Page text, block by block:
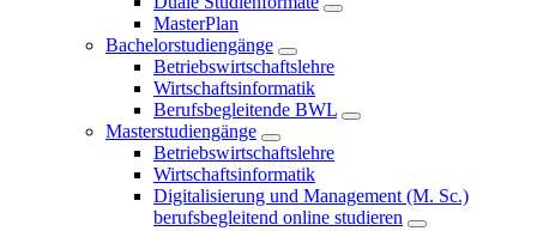
MasterPlan
Bachelorstudiengänge
Betriebswirtschaftslehre
Wirtschaftsinformatik
Berufsbegleitende BWL
Masterstudiengänge
Betriebswirtschaftslehre
Wirtschaftsinformatik
Digitalisierung und Management (M. Sc.)
berufsbegleitend online studieren